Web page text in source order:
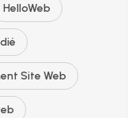
HelloWeb
Site Web